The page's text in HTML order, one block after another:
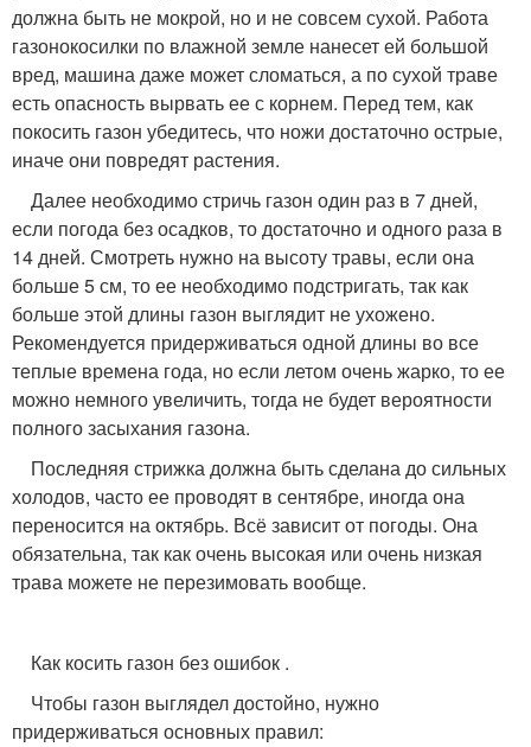
должна быть не мокрой, но и не совсем сухой. Работа
газонокосилки по влажной земле нанесет ей большой
вред, машина даже может сломаться, а по сухой траве
есть опасность вырвать ее с корнем. Перед тем, как
покосить газон убедитесь, что ножи достаточно острые,
иначе они повредят растения.
Далее необходимо стричь газон один раз в 7 дней,
если погода без осадков, то достаточно и одного раза в
14 дней. Смотреть нужно на высоту травы, если она
больше 5 см, то ее необходимо подстригать, так как
больше этой длины газон выглядит не ухожено.
Рекомендуется придерживаться одной длины во все
теплые времена года, но если летом очень жарко, то ее
можно немного увеличить, тогда не будет вероятности
полного засыхания газона.
Последняя стрижка должна быть сделана до сильных
холодов, часто ее проводят в сентябре, иногда она
переносится на октябрь. Всё зависит от погоды. Она
обязательна, так как очень высокая или очень низкая
трава можете не перезимовать вообще.
Как косить газон без ошибок .
Чтобы газон выглядел достойно, нужно
придерживаться основных правил: